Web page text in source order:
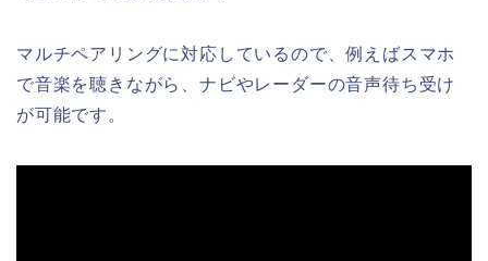
マルチペアリングに対応しているので、例えばスマホ
で音楽を聴きながら、ナビやレーダーの音声待ち受け
が可能です。